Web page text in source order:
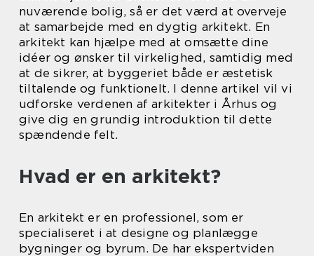
nuværende bolig, så er det værd at overveje
at samarbejde med en dygtig arkitekt. En
arkitekt kan hjælpe med at omsætte dine
idéer og ønsker til virkelighed, samtidig med
at de sikrer, at byggeriet både er æstetisk
tiltalende og funktionelt. I denne artikel vil vi
udforske verdenen af arkitekter i Århus og
give dig en grundig introduktion til dette
spændende felt.
Hvad er en arkitekt?
En arkitekt er en professionel, som er
specialiseret i at designe og planlægge
bygninger og byrum. De har ekspertviden